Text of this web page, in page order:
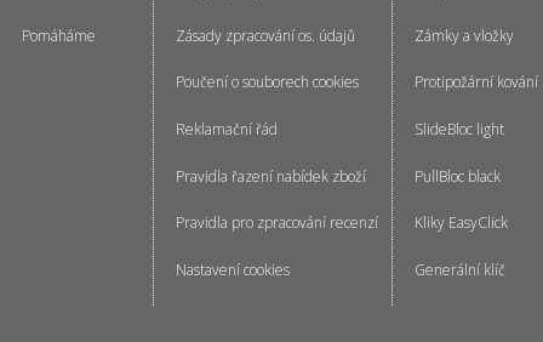
Pomáháme Zásady zpracování os. údajů
Poučení o souborech cookies
Reklamační řád
Pravidla řazení nabídek zboží
Pravidla pro zpracování recenzí
Nastavení cookies
Zámky a vložky
Protipožární kování
SlideBloc light
PullBloc black
Kliky EasyClick
Generální klíč